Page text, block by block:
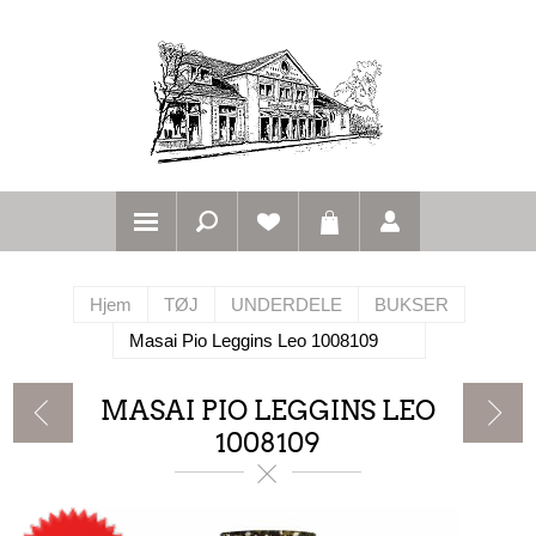
Hjem TØJ UNDERDELE
BUKSER
Masai Pio Leggins Leo 1008109
MASAI PIO LEGGINS LEO
1008109